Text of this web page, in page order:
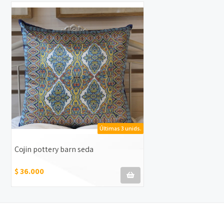
Últimas 3 unids.
Cojin pottery barn seda
$ 36.000